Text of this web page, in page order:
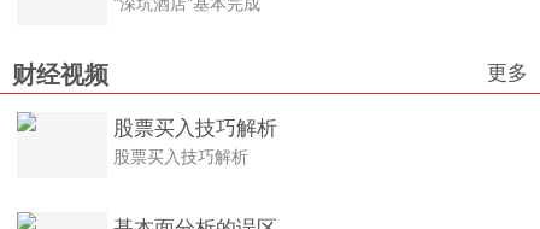
“深坑酒店”基本完成
财经视频 更多
股票买入技巧解析
股票买入技巧解析